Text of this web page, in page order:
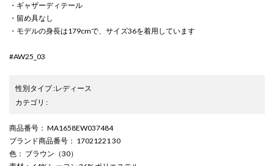
・ギャザーディテール
・留め具なし
・モデルの身長は179cmで、サイズ36を着用しています
#AW25_03
性別タイプ:レディース
カテゴリ :
商品番号 ： MA1658EW037484
ブランド商品番号 ： 17021221 30
色 ： ブラウン（30）